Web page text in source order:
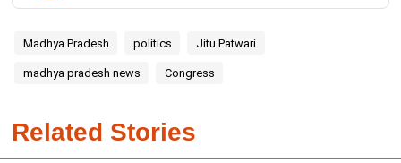
Madhya Pradesh politics Jitu Patwari
madhya pradesh news Congress
Related Stories